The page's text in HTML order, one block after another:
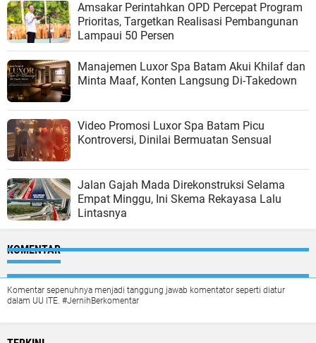
Amsakar Perintahkan OPD Percepat Program
Prioritas, Targetkan Realisasi Pembangunan
Lampaui 50 Persen
Manajemen Luxor Spa Batam Akui Khilaf dan
Minta Maaf, Konten Langsung Di-Takedown
Video Promosi Luxor Spa Batam Picu
Kontroversi, Dinilai Bermuatan Sensual
Jalan Gajah Mada Direkonstruksi Selama
Empat Minggu, Ini Skema Rekayasa Lalu
Lintasnya
KOMENTAR
Komentar sepenuhnya menjadi tanggung jawab komentator seperti diatur
dalam UU ITE. #JernihBerkomentar